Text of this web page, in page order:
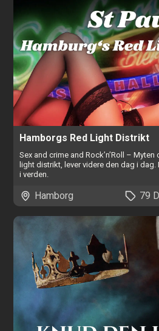
Hamborgs Red Light Distrikt
Sex and crime and Rock’n’Roll –
light distrikt, lever videre den dag i
i verden.
Hamborg 79